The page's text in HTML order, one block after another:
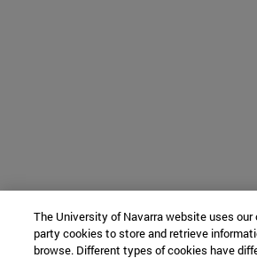
The University of Navarra website uses our
party cookies to store and retrieve
browse. Different types of cookies have